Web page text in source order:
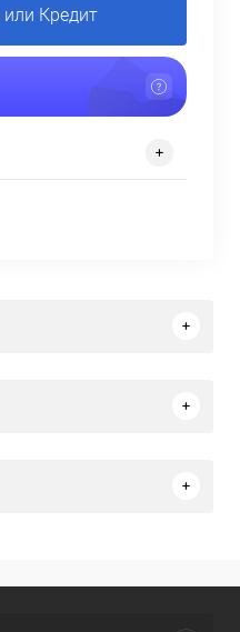
или Кредит